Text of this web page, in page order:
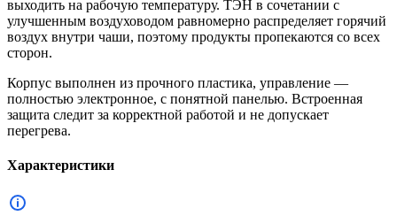
выходить на рабочую температуру. ТЭН в сочетании с
улучшенным воздуховодом равномерно распределяет горячий
воздух внутри чаши, поэтому продукты пропекаются со всех
сторон.
Корпус выполнен из прочного пластика, управление —
полностью электронное, с понятной панелью. Встроенная
защита следит за корректной работой и не допускает
перегрева.
Характеристики